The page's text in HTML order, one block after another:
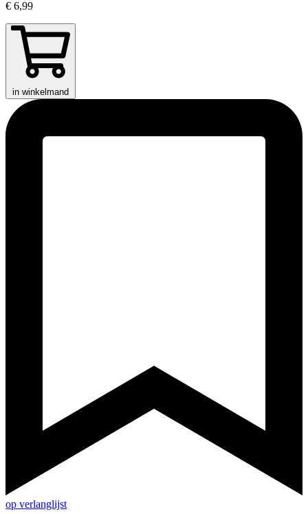
€ 6,99
in winkelmand
op verlanglijst